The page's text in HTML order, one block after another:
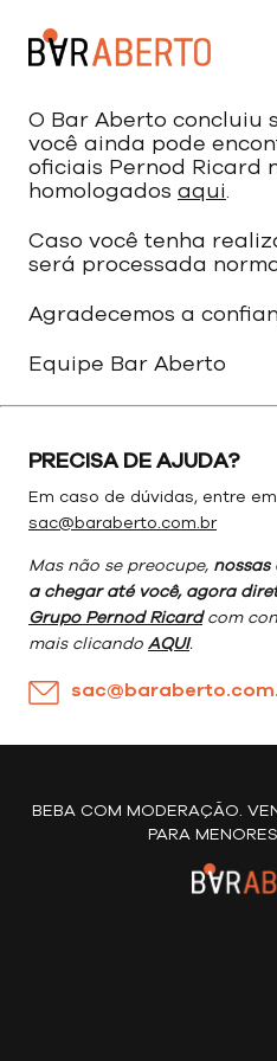
O Bar Aberto concluiu
você ainda pode
oficiais Pernod Ricard
homologados aqui.
Caso você tenha
será processada
Agradecemos a
Equipe Bar Aberto
PRECISA DE AJUDA?
Em caso de dúvidas, entre
sac@baraberto.com.br
Mas não se preocupe,
a chegar até você, agora
Grupo Pernod Ricardcom
mais clicando AQUI.
BEBA COM MODERAÇÃO.
PARA